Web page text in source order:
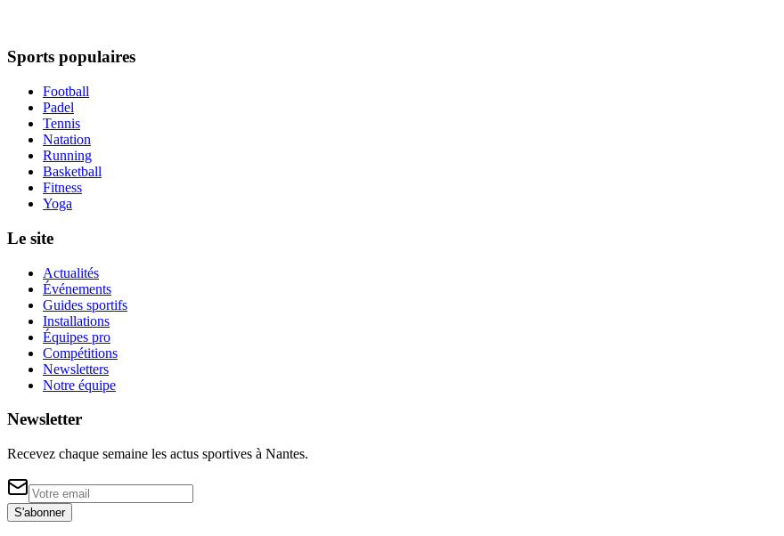
Sports populaires
Football
Padel
Tennis
Natation
Running
Basketball
Fitness
Yoga
Le site
Actualités
Événements
Guides sportifs
Installations
Équipes pro
Compétitions
Newsletters
Notre équipe
Newsletter
Recevez chaque semaine les actus sportives à Nantes.
S'abonner